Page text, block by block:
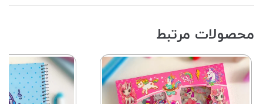
محصولات مرتبط